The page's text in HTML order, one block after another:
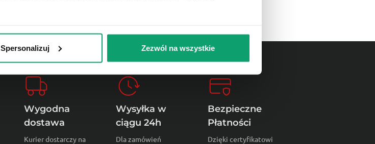
Spersonalizuj Zezwól na wszystkie
Wygodna
dostawa
Kurier dostarczy na
Wysyłka w
ciągu 24h
Dla zamówień
Bezpieczne
Płatności
Dzięki certyfikatowi